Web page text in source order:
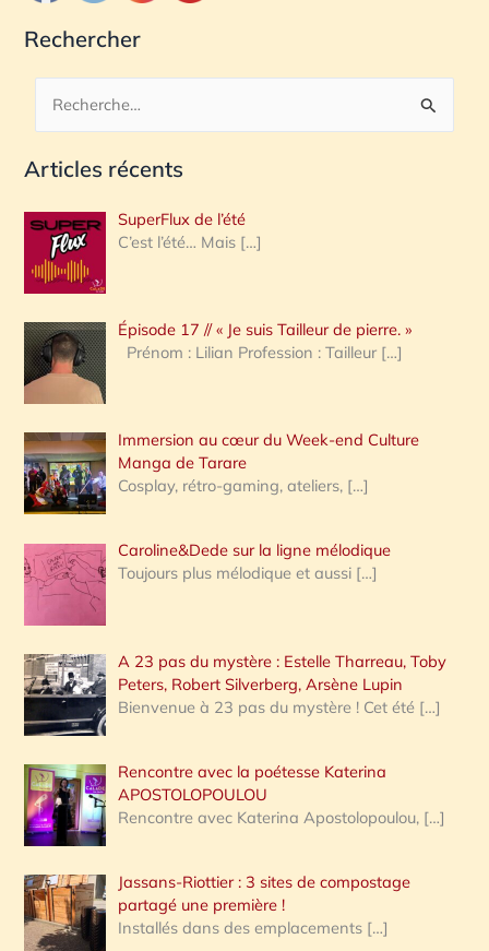
Rechercher
c
e
r
c
h
e
:
Articles récents
SuperFlux de l’été
C’est l’été… Mais […]
Épisode 17 // « Je suis Tailleur de pierre. »
Prénom : Lilian Profession : Tailleur […]
Immersion au cœur du Week-end Culture
Manga de Tarare
Cosplay, rétro-gaming, ateliers, […]
Caroline&Dede sur la ligne mélodique
Toujours plus mélodique et aussi […]
A 23 pas du mystère : Estelle Tharreau, Toby
Peters, Robert Silverberg, Arsène Lupin
Bienvenue à 23 pas du mystère ! Cet été […]
Rencontre avec la poétesse Katerina
APOSTOLOPOULOU
Rencontre avec Katerina Apostolopoulou, […]
Jassans-Riottier : 3 sites de compostage
partagé une première !
Installés dans des emplacements […]